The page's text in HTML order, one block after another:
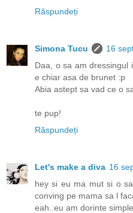
Răspundeți
Simona Tucu
16
Daa, o sa am dressingul
e chiar asa de brunet :p
Abia astept sa vad ce o
te pup!
Răspundeți
Let's make a diva 16
hey si eu ma mut si o
conving pe mama sa l
eah..eu am dorinte